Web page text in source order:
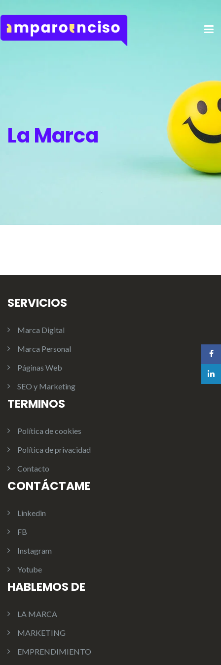
La Marca
SERVICIOS
Marca Digital
Marca Personal
Páginas Web
SEO y Marketing
TERMINOS
Política de cookies
Política de privacidad
Contacto
CONTÁCTAME
Linkedin
FB
Instagram
Yotube
HABLEMOS DE
LA MARCA
MARKETING
EMPRENDIMIENTO